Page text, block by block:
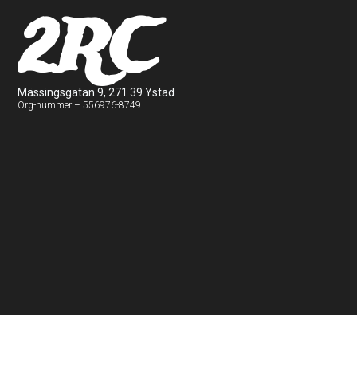
2RC
Mässingsgatan 9, 271 39 Ystad
Org-nummer – 556976-8749